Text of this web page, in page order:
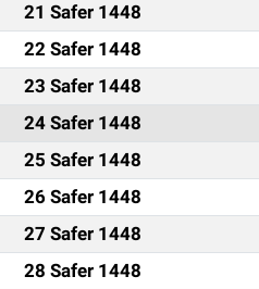
21 Safer 1448
22 Safer 1448
23 Safer 1448
24 Safer 1448
25 Safer 1448
26 Safer 1448
27 Safer 1448
28 Safer 1448